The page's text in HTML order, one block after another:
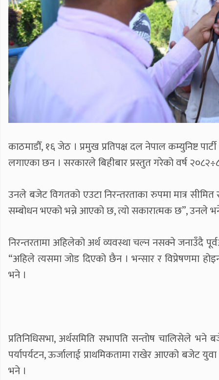
काठमाडौँ, १६ जेठ । प्रमुख प्रतिपक्ष दल नेपाल कम्युनिष्ट
लगाएका छन । सरकारले बिहीबार प्रस्तुत गरेको वर्ष
उनले बजेट विगतको एउटा निरन्तरताका रुपमा मात्र सीमित
सम्बोधन भएको भन्ने आएको छ, त्यो सकारात्मक छ”, उनले
निरन्तरतामा अहिलेको अर्थ व्यवस्था चल्न नसक्ने जनाउँदै
“अहिले त्यसमा जोड दिएको छैन । भन्सार र विप्रेषणमा
भने ।
प्रतिनिधिसभा, अर्थसमिति सभापति सन्तोष चालिसेले भने
पर्यापर्यटन, ऊर्जालाई प्राथमिकतामा राखेर आएको बजेट
भने ।